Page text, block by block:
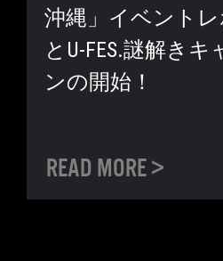
沖縄」イベントレ
とU-FES.謎解きキ
ンの開始！